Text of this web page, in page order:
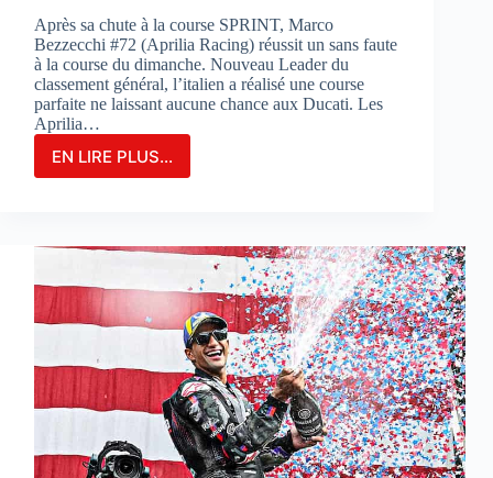
Après sa chute à la course SPRINT, Marco
Bezzecchi #72 (Aprilia Racing) réussit un sans faute
à la course du dimanche. Nouveau Leader du
classement général, l’italien a réalisé une course
parfaite ne laissant aucune chance aux Ducati. Les
Aprilia…
EN LIRE PLUS...
MARCO
GRAND
À
AUSTIN
DEVANT
CO-
ÉQUIPIER
JORGE
MARTIN